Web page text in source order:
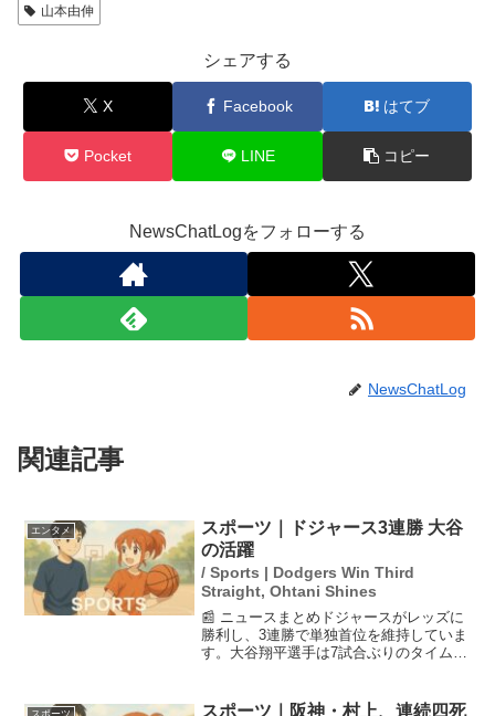
山本由伸
シェアする
X Facebook はてブ
Pocket LINE コピー
NewsChatLogをフォローする
NewsChatLog
関連記事
エンタメ
スポーツ｜ドジャース3連勝 大谷
の活躍
/ Sports | Dodgers Win Third
Straight, Ohtani Shines
📰 ニュースまとめドジャースがレッズに
勝利し、3連勝で単独首位を維持していま
す。大谷翔平選手は7試合ぶりのタイムリ
（約179キロ）で、一二塁間を抜ける痛烈
スポーツ
スポーツ｜阪神・村上、連続四死